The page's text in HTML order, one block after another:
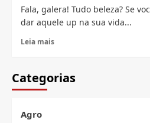
Fala, galera! Tudo beleza? Se
dar aquele up na sua vida...
Leia mais
Conquiste
Histórico
Categorias
Agro